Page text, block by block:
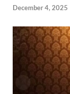
December 4, 2025